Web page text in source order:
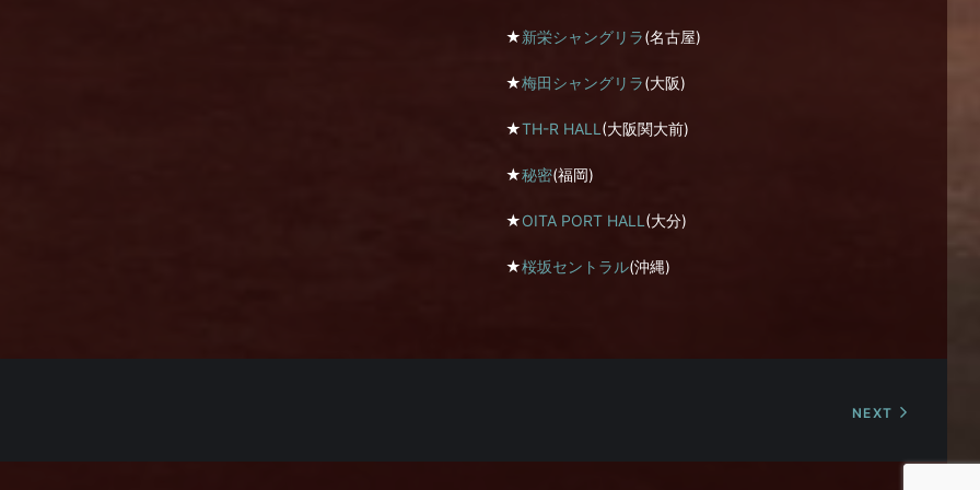
★新栄シャングリラ(名古屋)
★梅田シャングリラ(大阪)
★TH-R HALL (大阪関大前)
★秘密(福岡)
★OITA PORT HALL (大分)
★桜坂セントラル(沖縄)
NEXT